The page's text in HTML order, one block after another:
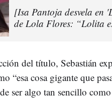
[Isa Pantoja desvela en
de Lola Flores: “Lolita
del título, Sebastián
“esa cosa gigante que
ser algo tan sencillo